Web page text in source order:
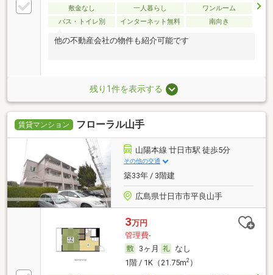
敷金なし 一人暮らし
ワンルーム
バス・トイレ別
インターネット無料 南向き
他の不動産会社の物件も紹介可能です
残り1件を表示する
賃貸マンション フローラル山手
山陽本線 廿日市駅 徒歩5分
その他の交通
築33年 / 3階建
広島県廿日市市平良山手
3万円
管理費-
3ヶ月
なし
1階 / 1K（21.75m2）